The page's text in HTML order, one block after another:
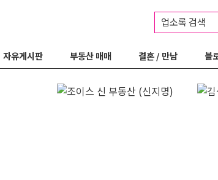
업소록 검색
자유게시판 부동산 매매 결혼 / 만남 블